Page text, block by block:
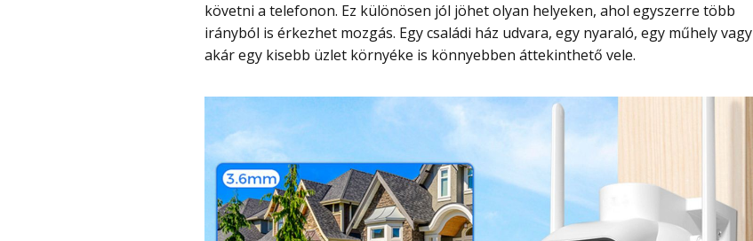
követni a telefonon. Ez különösen jól jöhet olyan helyeken, ahol egyszerre több
irányból is érkezhet mozgás. Egy családi ház udvara, egy nyaraló, egy műhely vagy
akár egy kisebb üzlet környéke is könnyebben áttekinthető vele.